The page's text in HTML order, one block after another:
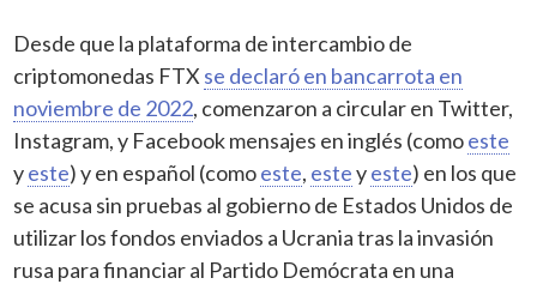
Desde que la plataforma de intercambio de
criptomonedas FTX se declaró en bancarrota en
noviembre de 2022, comenzaron a circular en Twitter,
Instagram, y Facebook mensajes en inglés (comoeste
yeste) y en español (comoeste, esteyeste) en los que
se acusa sin pruebas al gobierno de Estados Unidos de
utilizar los fondos enviados a Ucrania tras la invasión
rusa para financiar al Partido Demócrata en una